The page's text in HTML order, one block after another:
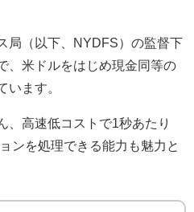
局（以下、NYDFS）の監督下
、米ドルをはじめ現金同等の
います。
、高速低コストで1秒あたり
ンを処理できる能力も魅力と